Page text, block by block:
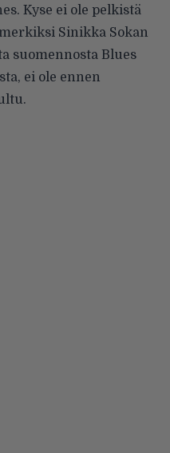
Kyse ei ole pelkistä
Sinikka Sokan
suomennosta Blues
ei ole ennen